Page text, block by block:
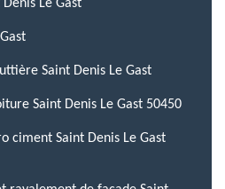
Le Gast
Saint Denis Le Gast
Saint Denis Le Gast 50450
ciment Saint Denis Le Gast